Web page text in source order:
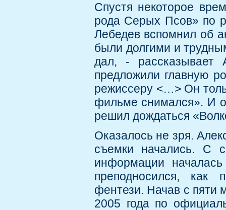
Спустя некоторое
рода Серых Псов» по
Лебедев вспомнил об
были долгими и
дал, -
предложили главную
режиссеру <…> Он
фильме снимался». И
решил дождаться
Оказалось не зря.
съемки начались. С
информации
преподносился, как
фентези. Начав с пяти
2005 года по